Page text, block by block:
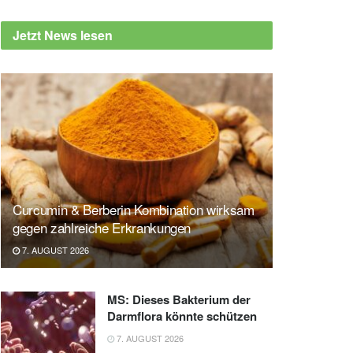
Jetzt News lesen
Curcumin & Berberin Kombination wirksam
gegen zahlreiche Erkrankungen
7. AUGUST 2026
MS: Dieses Bakterium der
Darmflora könnte schützen
7. AUGUST 2026